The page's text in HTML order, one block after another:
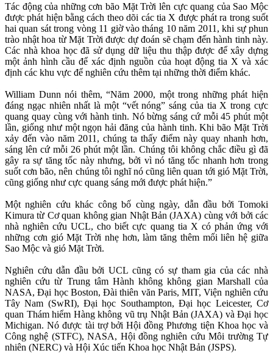
Tác động của những cơn bão Mặt Trời lên cực quang của Sao Mộc
được phát hiện bằng cách theo dõi các tia X được phát ra trong suốt
hai quan sát trong vòng 11 giờ vào tháng 10 năm 2011, khi sự phun
trào nhật hoa từ Mặt Trời được dự đoán sẽ chạm đến hành tinh này.
Các nhà khoa học đã sử dụng dữ liệu thu thập được để xây dựng
một ảnh hình cầu để xác định nguồn của hoạt động tia X và xác
định các khu vực để nghiên cứu thêm tại những thời điểm khác.
William Dunn nói thêm, “Năm 2000, một trong những phát hiện
đáng ngạc nhiên nhất là một “vết nóng” sáng của tia X trong cực
quang quay cùng với hành tinh. Nó bừng sáng cứ mỗi 45 phút một
lần, giống như một ngọn hải đăng của hành tinh. Khi bão Mặt Trời
xảy đến vào năm 2011, chúng ta thấy điểm này quay nhanh hơn,
sáng lên cứ mỗi 26 phút một lần. Chúng tôi không chắc điều gì đã
gây ra sự tăng tốc này nhưng, bởi vì nó tăng tốc nhanh hơn trong
suốt cơn bão, nên chúng tôi nghĩ nó cũng liên quan tới gió Mặt Trời,
cũng giống như cực quang sáng mới được phát hiện.”
Một nghiên cứu khác công bố cùng ngày, dẫn đầu bởi Tomoki
Kimura từ Cơ quan không gian Nhật Bản (JAXA) cùng với bởi các
nhà nghiên cứu UCL, cho biết cực quang tia X có phản ứng với
những cơn gió Mặt Trời nhẹ hơn, làm tăng thêm mối liên hệ giữa
Sao Mộc và gió Mặt Trời.
Nghiên cứu dẫn đầu bởi UCL cũng có sự tham gia của các nhà
nghiên cứu từ Trung tâm Hành không không gian Marshall của
NASA, Đại học Boston, Đài thiên văn Paris, MIT, Viện nghiên cứu
Tây Nam (SwRI), Đại học Southampton, Đại học Leicester, Cơ
quan Thám hiểm Hàng không vũ trụ Nhật Bản (JAXA) và Đại học
Michigan. Nó được tài trợ bởi Hội đồng Phương tiện Khoa học và
Công nghệ (STFC), NASA, Hội đồng nghiên cứu Môi trường Tự
nhiên (NERC) và Hội Xúc tiến Khoa học Nhật Bản (JSPS).